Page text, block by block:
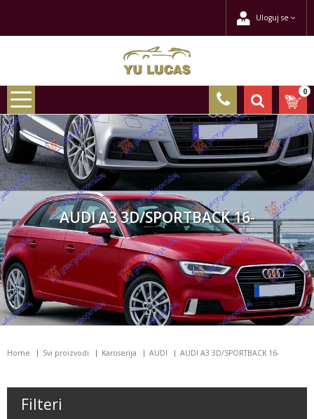
Uloguj se
0
AUDI A3 3D/SPORTBACK 16-
Home Svi proizvodi Karoserija AUDI AUDI A3 3D/SPORTBACK 16-
Filteri